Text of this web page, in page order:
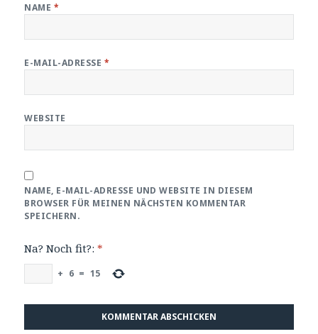
NAME *
E-MAIL-ADRESSE *
WEBSITE
NAME, E-MAIL-ADRESSE UND WEBSITE IN DIESEM
BROWSER FÜR MEINEN NÄCHSTEN KOMMENTAR
SPEICHERN.
Na? Noch fit?: *
+ 6 = 15